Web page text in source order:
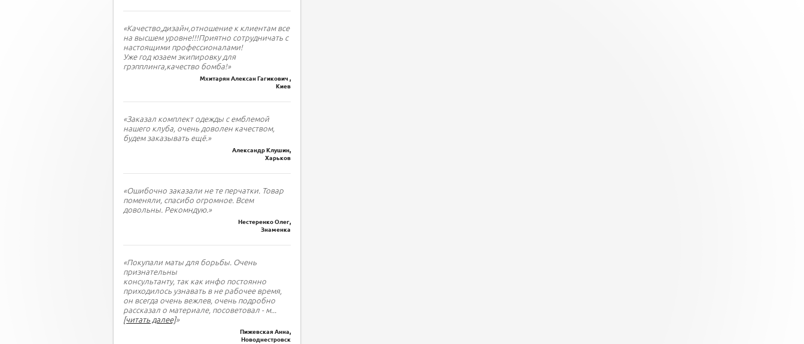
«Качество,дизайн,отношение к клиентам все
на высшем уровне!!!Приятно сотрудничать с
настоящими профессионалами!
Уже год юзаем экипировку для
грэпплинга,качество бомба!»
Мхитарян Алексан Гагикович ,
Киев
«Заказал комплект одежды с емблемой
нашего клуба, очень доволен качеством,
будем заказывать ещё.»
Александр Клушин,
Харьков
«Ошибочно заказали не те перчатки. Товар
поменяли, спасибо огромное. Всем
довольны. Рекомндую.»
Нестеренко Олег,
Знаменка
«Покупали маты для борьбы. Очень
признательны
консультанту, так как инфо постоянно
приходилось узнавать в не рабочее время,
он всегда очень вежлев, очень подробно
рассказал о материале, посоветовал - м...
[читать далее]»
Пижевская Анна,
Новоднестровск